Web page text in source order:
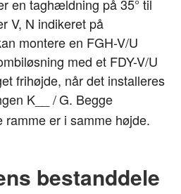
en taghældning på 35° til
V, N indikeret på
montere en FGH-V/U
med et FDY-V/U
frihøjde, når det installeres
K__ /G. Begge
ramme er i samme højde.
bestanddele